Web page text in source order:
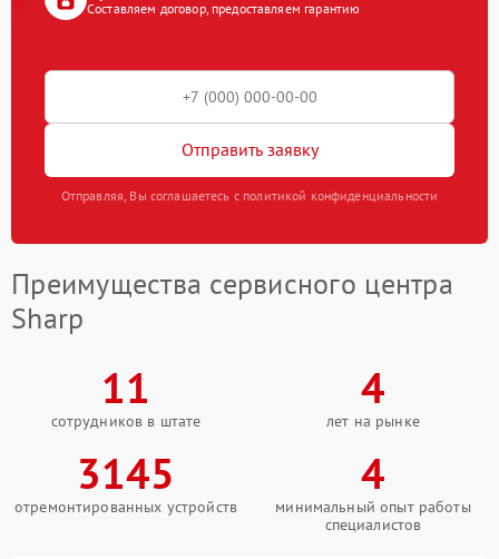
Составляем договор, предоставляем гарантию
Отправить заявку
Отправляя, Вы соглашаетесь с политикой конфиденциальности
Преимущества сервисного центра
Sharp
11
сотрудников в штате
4
лет на рынке
3145
отремонтированных устройств
4
минимальный опыт работы
специалистов